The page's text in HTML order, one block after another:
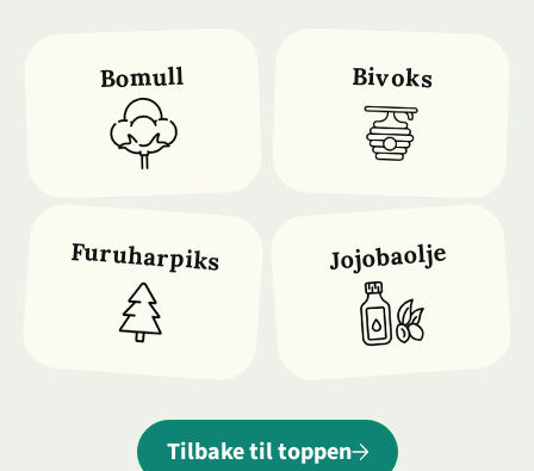
Bomull Bivoks
Furuharpiks Jojobaolje
Tilbake til toppen